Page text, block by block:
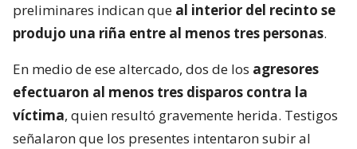
preliminares indican que al interior del recinto se
produjo una riña entre al menos tres personas.
En medio de ese altercado, dos de los agresores
efectuaron al menos tres disparos contra la
víctima, quien resultó gravemente herida. Testigos
señalaron que los presentes intentaron subir al